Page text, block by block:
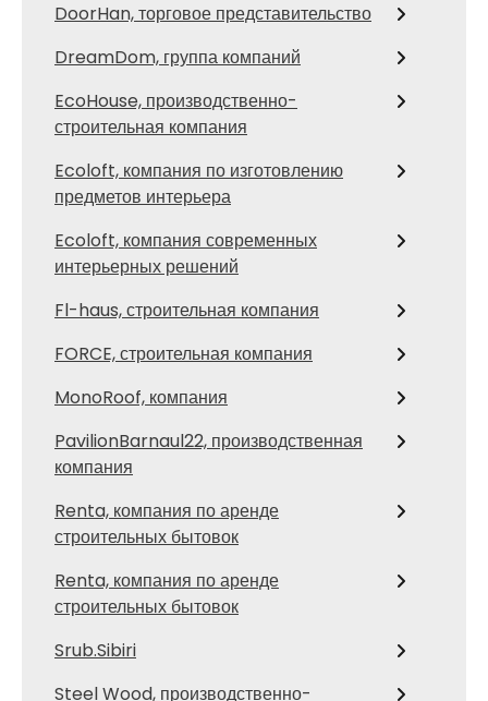
DoorHan, торговое представительство
DreamDom, группа компаний
EcoHouse, производственно-
строительная компания
Ecoloft, компания по изготовлению
предметов интерьера
Ecoloft, компания современных
интерьерных решений
Fl-haus, строительная компания
FORCE, строительная компания
MonoRoof, компания
PavilionBarnaul22, производственная
компания
Renta, компания по аренде
строительных бытовок
Renta, компания по аренде
строительных бытовок
Srub.Sibiri
Steel Wood, производственно-